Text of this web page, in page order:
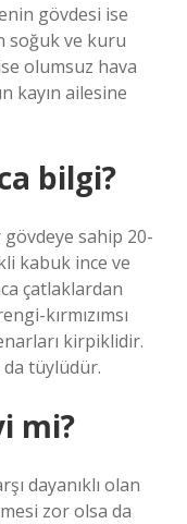
gövdesi ise
soğuk ve kuru
olumsuz hava
kayın ailesine
bilgi?
sahip 20-
kabuk ince ve
çatlaklardan
kırmızımsı
kirpiklidir.
tüylüdür.
mi?
dayanıklı olan
zor olsa da